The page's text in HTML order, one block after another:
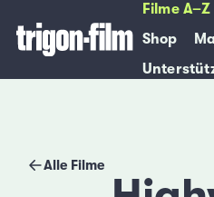
Filme A–Z
Shop
Alle Filme